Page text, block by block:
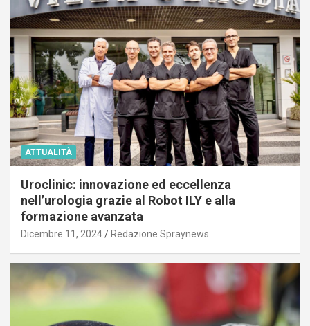
ATTUALITÀ
Uroclinic: innovazione ed eccellenza
nell’urologia grazie al Robot ILY e alla
formazione avanzata
Dicembre 11, 2024 Redazione Spraynews